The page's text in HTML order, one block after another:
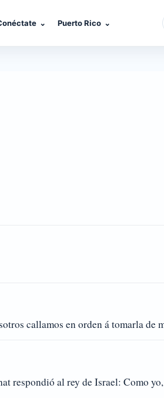
⌄ Puerto Rico ⌄
callamos en orden á tomarla de
respondió al rey de Israel: Como